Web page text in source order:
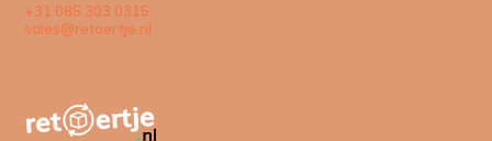
+31 085 303 0315
sales@retoertje.nl